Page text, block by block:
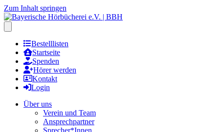
Zum Inhalt springen
Bestelllisten
Startseite
Spenden
Hörer werden
Kontakt
Login
Über uns
Verein und Team
Ansprechpartner
Sprecher*Innen